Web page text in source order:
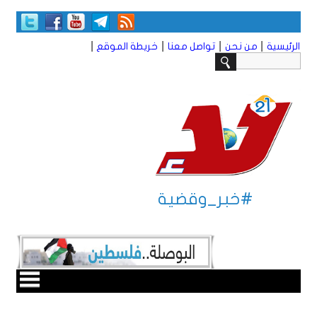
الرئيسية من نحن تواصل معنا خريطة الموقع
#خبر_وقضية